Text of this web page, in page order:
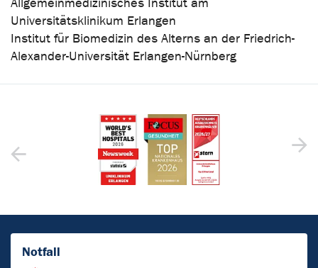
Allgemeinmedizinisches Institut am
Universitätsklinikum Erlangen
Institut für Biomedizin des Alterns an der Friedrich-
Alexander-Universität Erlangen-Nürnberg
Notfall